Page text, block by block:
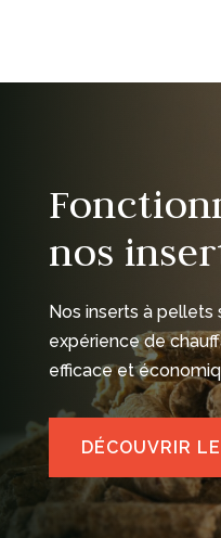
nos
Nos inserts à pellets
expérience de
efficace et
DÉCOUVRIR